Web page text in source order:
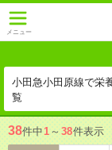
メニュー
小田急小田原線で栄
覧
38件中1 ～ 38件表示